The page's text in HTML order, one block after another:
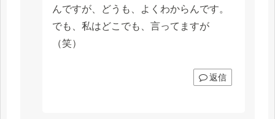
んですが、どうも、よくわからんです。
でも、私はどこでも、言ってますが
（笑）
返信